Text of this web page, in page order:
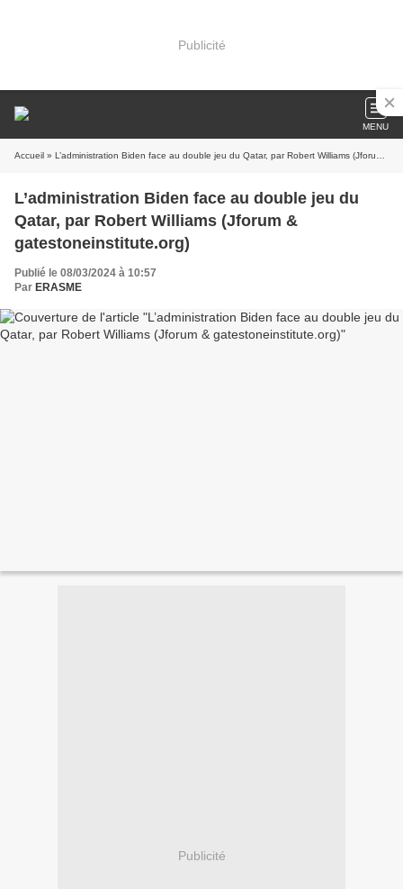
Publicité
MENU
Accueil » L’administration Biden face au double jeu du Qatar, par Robert Williams (Jforum & gatestoneinstitute.org)
L’administration Biden face au double jeu du
Qatar, par Robert Williams (Jforum &
gatestoneinstitute.org)
Publié le 08/03/2024 à 10:57
Par ERASME
Publicité